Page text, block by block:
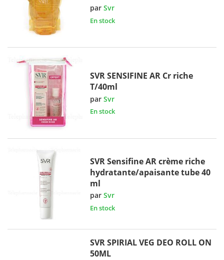
parSvr
En stock
SVR SENSIFINE AR Cr riche
T/40ml
parSvr
En stock
SVR Sensifine AR crème riche
hydratante/apaisante tube 40
ml
parSvr
En stock
SVR SPIRIAL VEG DEO ROLL ON
50ML